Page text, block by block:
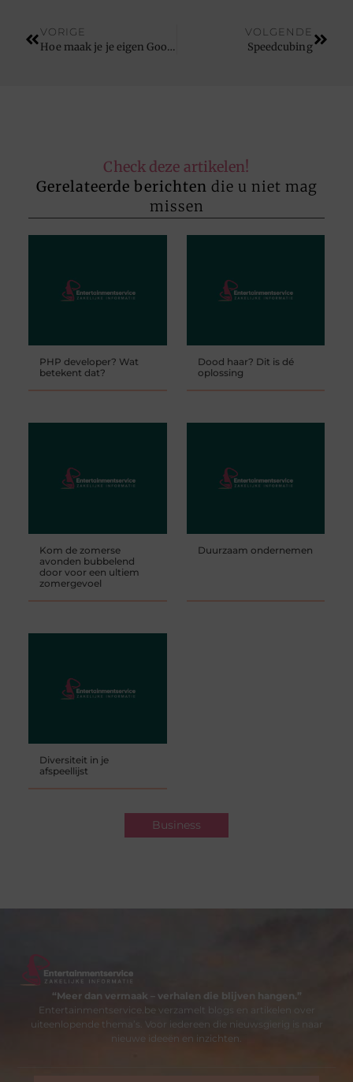
VORIGE
Hoe maak je je eigen Google-zoekmachine?
VOLGENDE
Speedcubing
Check deze artikelen!
Gerelateerde berichten die u niet mag
missen
PHP developer? Wat
betekent dat?
Dood haar? Dit is dé
oplossing
Kom de zomerse
avonden bubbelend
door voor een ultiem
zomergevoel
Duurzaam ondernemen
Diversiteit in je
afspeellijst
Business
“Meer dan vermaak – verhalen die blijven hangen.”
Entertainmentservice.be verzamelt blogs en artikelen over
uiteenlopende thema’s. Voor iedereen die nieuwsgierig is naar
nieuwe ideeën en inzichten.